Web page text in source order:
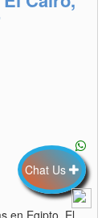
en Egipto, El
Chat Us